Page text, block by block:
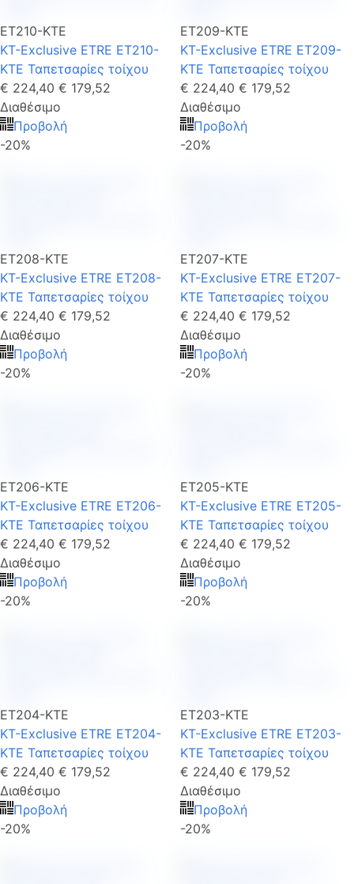
ET210-KTE
KT-Exclusive ETRE ET210-
KTE Ταπετσαρίες τοίχου
€ 224,40 € 179,52
Διαθέσιμο
Προβολή
-20%
ET209-KTE
KT-Exclusive ETRE ET209-
KTE Ταπετσαρίες τοίχου
€ 224,40 € 179,52
Διαθέσιμο
Προβολή
-20%
ET208-KTE
KT-Exclusive ETRE ET208-
KTE Ταπετσαρίες τοίχου
€ 224,40 € 179,52
Διαθέσιμο
Προβολή
-20%
ET207-KTE
KT-Exclusive ETRE ET207-
KTE Ταπετσαρίες τοίχου
€ 224,40 € 179,52
Διαθέσιμο
Προβολή
-20%
ET206-KTE
KT-Exclusive ETRE ET206-
KTE Ταπετσαρίες τοίχου
€ 224,40 € 179,52
Διαθέσιμο
Προβολή
-20%
ET205-KTE
KT-Exclusive ETRE ET205-
KTE Ταπετσαρίες τοίχου
€ 224,40 € 179,52
Διαθέσιμο
Προβολή
-20%
ET204-KTE
KT-Exclusive ETRE ET204-
KTE Ταπετσαρίες τοίχου
€ 224,40 € 179,52
Διαθέσιμο
Προβολή
-20%
ET203-KTE
KT-Exclusive ETRE ET203-
KTE Ταπετσαρίες τοίχου
€ 224,40 € 179,52
Διαθέσιμο
Προβολή
-20%